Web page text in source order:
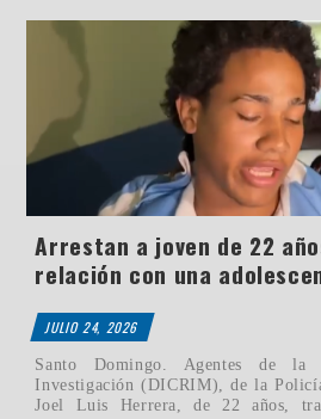
Arrestan a joven de 22
relación con una
JULIO 24, 2026
Santo Domingo. Agentes de la
Investigación (DICRIM), de la
Joel Luis Herrera, de 22 años,